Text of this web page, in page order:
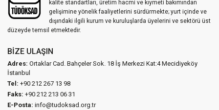
kalite standartları, üretim hacmi ve kıymeti bakımından
gelişimine yönelik faaliyetlerini sürdürmekte; yurt içinde ve
dışındaki ilgili kurum ve kuruluşlarda üyelerini ve sektörü üst
düzeyde temsil etmektedir.
BIZE ULAŞIN
Adres: Ortaklar Cad. Bahçeler Sok. 18 İş Merkezi Kat:4 Mecidiyeköy
İstanbul
Tel: +90 212 267 13 98
Faks: +90 212 213 06 31
E-Posta: info@tudoksad.org.tr